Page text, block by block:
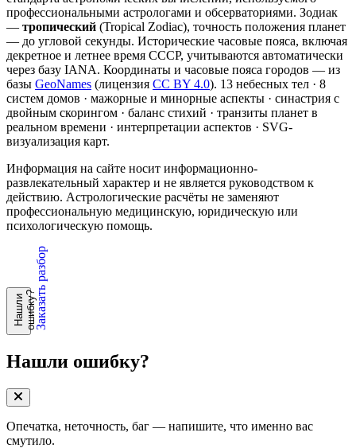
профессиональными астрологами и обсерваториями. Зодиак
— тропический (Tropical Zodiac), точность положения планет
— до угловой секунды. Исторические часовые пояса, включая
декретное и летнее время СССР, учитываются автоматически
через базу IANA. Координаты и часовые пояса городов — из
базы GeoNames (лицензия CC BY 4.0). 13 небесных тел · 8
систем домов · мажорные и минорные аспекты · синастрия с
двойным скорингом · баланс стихий · транзиты планет в
реальном времени · интерпретации аспектов · SVG-
визуализация карт.
Информация на сайте носит информационно-
развлекательный характер и не является руководством к
действию. Астрологические расчёты не заменяют
профессиональную медицинскую, юридическую или
психологическую помощь.
Н
а
ш
л
и
о
ш
и
б
к
у?Заказать разбор
Нашли ошибку?
Опечатка, неточность, баг — напишите, что именно вас
смутило.